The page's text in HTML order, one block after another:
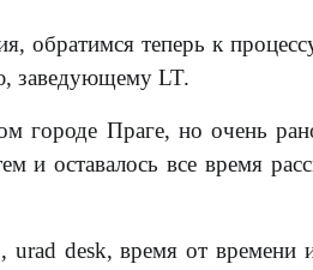
обратимся теперь к
заведующему LT.
городе Праге, но очень
и оставалось все время
, urad desk, время от времени